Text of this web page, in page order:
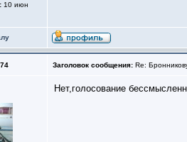
10 июн
Заголовок сообщения: Re:
Нет,голосование